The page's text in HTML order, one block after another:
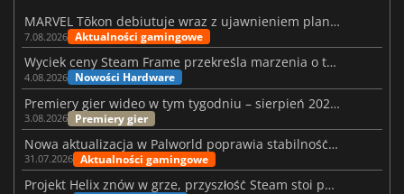
MARVEL Tōkon debiutuje wraz z ujawnieniem planu rozwoju na pierwszy rok
7.08.2026 Aktualności gamingowe
Wyciek ceny Steam Frame przekreśla marzenia o tanim zestawie VR
4.08.2026 Nowości Hardware
Premiery gier wideo w tym tygodniu – sierpień 2026 r. (32. tydzień)
3.08.2026 Premiery gier
Nowa aktualizacja w Palworld poprawia stabilność Sunreach i walk z bossami
31.07.2026 Aktualności gamingowe
Projekt Helix znów w grze, przyszłość Steam stoi pod znakiem zapytania